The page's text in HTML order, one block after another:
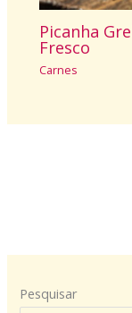
Picanha
Fresco
Carnes
Pesquisar